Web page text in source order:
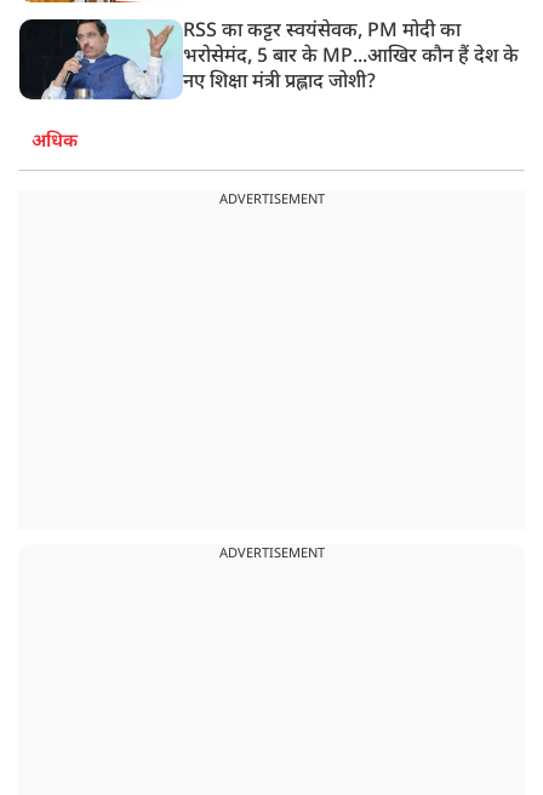
RSS का कट्टर स्वयंसेवक, PM मोदी का
भरोसेमंद, 5 बार के MP...आखिर कौन हैं देश के
नए शिक्षा मंत्री प्रह्लाद जोशी?
अधिक
ADVERTISEMENT
ADVERTISEMENT